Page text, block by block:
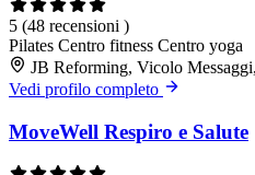
5 (48 recensioni )
Pilates Centro fitness Centro yoga
JB Reforming, Vicolo
Vedi profilo completo
MoveWell Respiro e Salute